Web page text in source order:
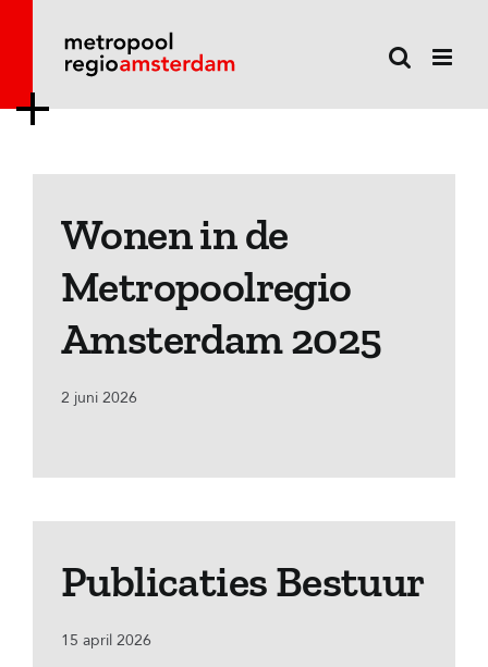
Wonen in de
Metropoolregio
Amsterdam 2025
2 juni 2026
Publicaties Bestuur
15 april 2026